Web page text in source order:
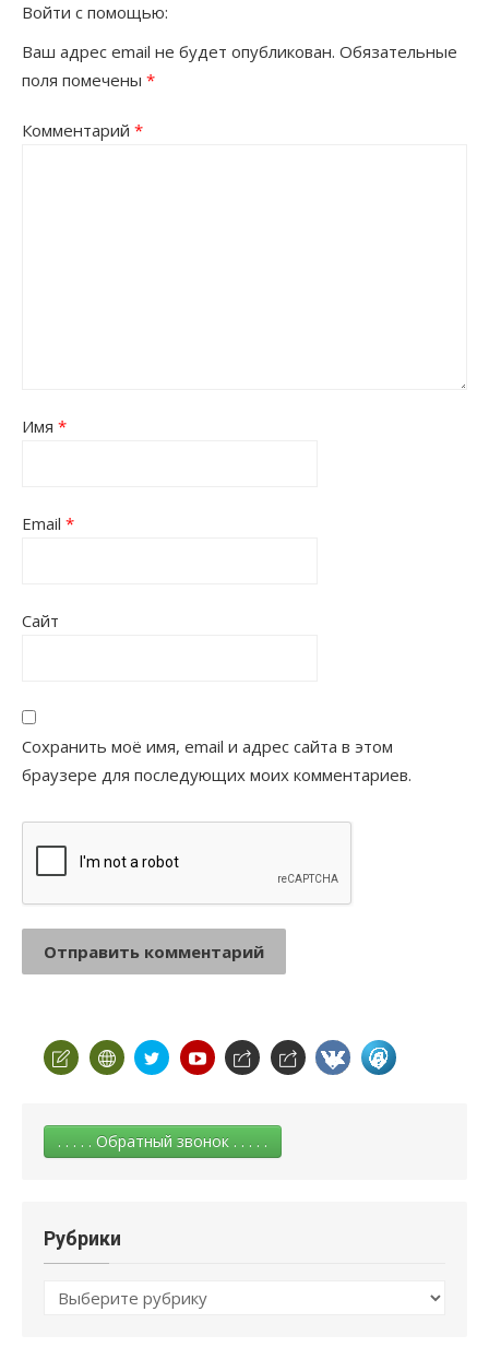
Войти с помощью:
Ваш адрес email не будет опубликован. Обязательные
поля помечены *
Комментарий *
Имя *
Email *
Сайт
Сохранить моё имя, email и адрес сайта в этом
браузере для последующих моих комментариев.
. . . . . Обратный звонок . . . . .
Рубрики
Рубрики